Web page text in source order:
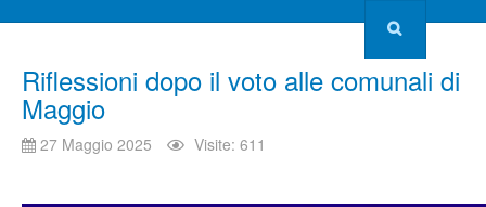
Riflessioni dopo il voto alle comunali di
Maggio
27 Maggio 2025 Visite: 611